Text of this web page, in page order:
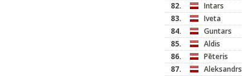
82.
Intars
83.
Iveta
84.
Guntars
85.
Aldis
86.
Pēteris
87.
Aleksandrs